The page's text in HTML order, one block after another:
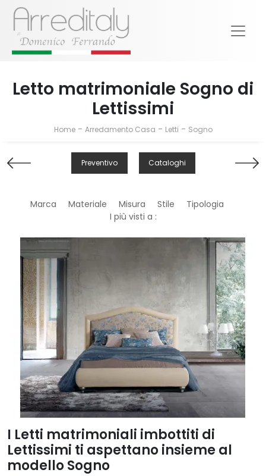
Letto matrimoniale Sogno di
Lettissimi
Home- Arredamento Casa - Letti - Sogno
Preventivo Cataloghi
Marca Materiale Misura Stile
Tipologia
I più visti a :
I Letti matrimoniali imbottiti di
Lettissimi ti aspettano insieme al
modello Sogno